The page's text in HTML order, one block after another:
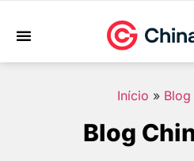
Início » Blog
Blog